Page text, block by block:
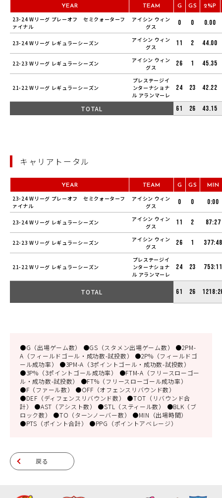
YEAR TEAM G GS 2%P
23-24 Wリーグ プレーオフ セミクォーターフ
ァイナル
アイシン ウィン
グス
0 0 0.00
23-24 Wリーグ レギュラーシーズン
アイシン ウィン
グス
11 2 44.00
22-23 Wリーグ レギュラーシーズン
アイシン ウィン
グス
26 1 45.35
21-22 Wリーグ レギュラーシーズン
プレステージイ
ンターナショナ
ル アランマーレ
24 23 42.22
TOTAL 61 26 43.15
キャリアトータル
YEAR TEAM G GS MIN
23-24 Wリーグ プレーオフ セミクォーターフ
ァイナル
アイシン ウィン
グス
0 0 0:00
23-24 Wリーグ レギュラーシーズン
アイシン ウィン
グス
11 2 87:27
22-23 Wリーグ レギュラーシーズン
アイシン ウィン
グス
26 1 377:48
21-22 Wリーグ レギュラーシーズン
プレステージイ
ンターナショナ
ル アランマーレ
24 23 753:11
TOTAL 61 26
●G（出場ゲーム数） ●GS（スタメン出場ゲーム数） ●2PM-
A（フィールドゴール・成功数-試投数） ●2P%（フィールドゴ
ール成功率） ●3PM-A（3ポイントゴール・成功数-試投数）
●3P%（3ポイントゴール成功率） ●FTM-A（フリースローゴー
ル・成功数-試投数） ●FT%（フリースローゴール成功率）
●F（ファール数） ●OFF（オフェンスリバウンド数）
●DEF（ディフェンスリバウンド数） ●TOT（リバウンド合
計） ●AST（アシスト数） ●STL（スティール数） ●BLK（ブ
ロック数） ●TO（ターンノーバー数） ●MIN（出場時間）
●PTS（ポイント合計） ●PPG（ポイントアベレージ）
戻る